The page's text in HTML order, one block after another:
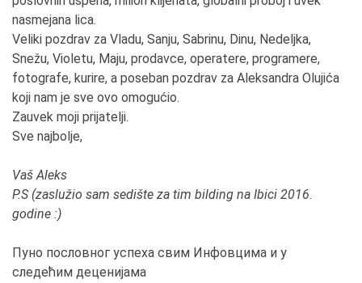
nasmejana lica.
Veliki pozdrav za Vladu, Sanju, Sabrinu, Dinu, Nedeljka,
Snežu, Violetu, Maju, prodavce, operatere, programere,
fotografe, kurire, a poseban pozdrav za Aleksandra Olujića
koji nam je sve ovo omogućio.
Zauvek moji prijatelji.
Sve najbolje,
Vaš Aleks
P.S (zaslužio sam sedište za tim bilding na Ibici 2016.
godine :)
Пуно пословног успеха свим Инфовцима и у
следећим деценијама